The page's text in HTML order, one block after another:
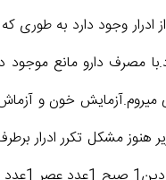
خون و